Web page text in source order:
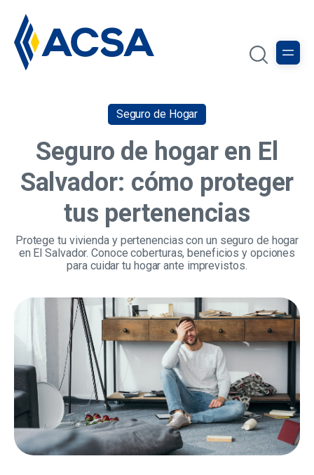
Seguro de Hogar
Seguro de hogar en El
Salvador: cómo proteger
tus pertenencias
Protege tu vivienda y pertenencias con un seguro de hogar
en El Salvador. Conoce coberturas, beneficios y opciones
para cuidar tu hogar ante imprevistos.